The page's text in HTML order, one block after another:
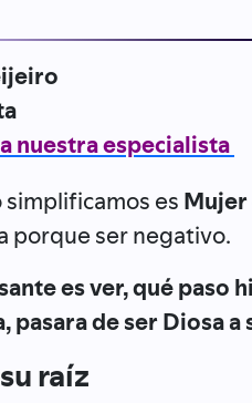
nuestra especialista
simplificamos es Mujer
porque ser negativo.
es ver, qué paso
pasara de ser Diosa a
raíz